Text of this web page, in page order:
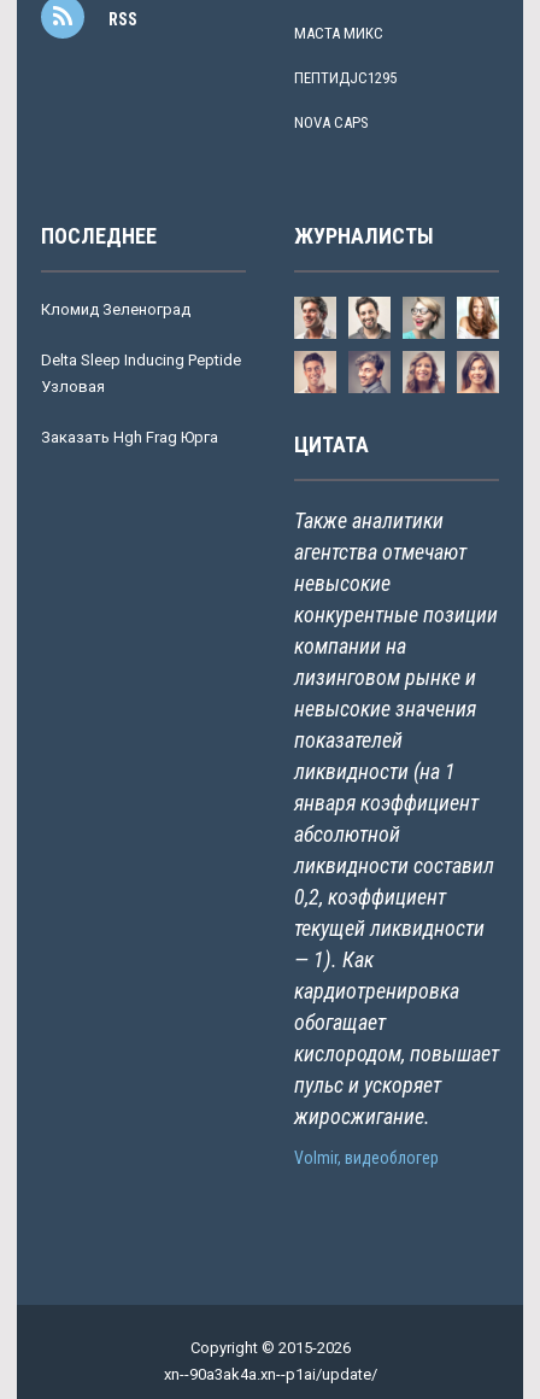
RSS
МАСТА МИКС
ПЕПТИДJC1295
NOVA CAPS
ПОСЛЕДНЕЕ
Кломид Зеленоград
Delta Sleep Inducing Peptide
Узловая
Заказать Hgh Frag Юрга
ЖУРНАЛИСТЫ
ЦИТАТА
Также аналитики
агентства отмечают
невысокие
конкурентные позиции
компании на
лизинговом рынке и
невысокие значения
показателей
ликвидности (на 1
января коэффициент
абсолютной
ликвидности составил
0,2, коэффициент
текущей ликвидности
— 1). Как
кардиотренировка
обогащает
кислородом, повышает
пульс и ускоряет
жиросжигание.
Volmir, видеоблогер
Copyright © 2015-2026
xn--90a3ak4a.xn--p1ai/update/